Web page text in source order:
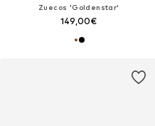
Zuecos 'Goldenstar'
149,00€